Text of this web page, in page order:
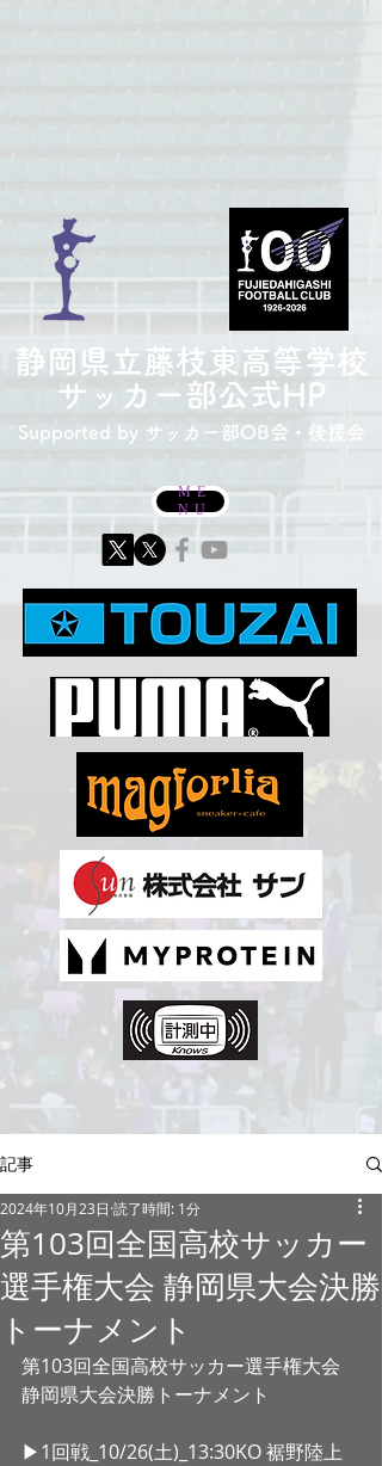
​静岡県立藤枝東高等学校
サッカー部公式HP
Supported by サッカー部OB会・後援会
ME
NU
記事
第103回全国高校サッカー
選手権大会 静岡県大会決勝
トーナメント
2024年10月23日 読了時間: 1分
第103回全国高校サッカー選手権大会
静岡県大会決勝トーナメント
▶︎1回戦_10/26(土)_13:30KO 裾野陸上